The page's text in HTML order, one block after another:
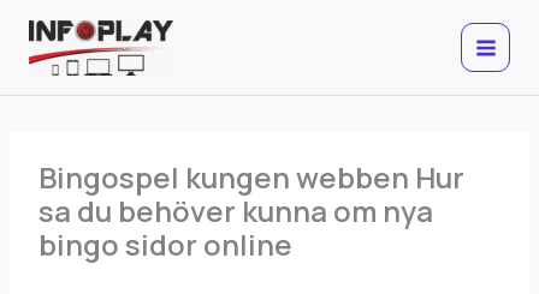
content
Bingospel kungen webben Hur
sa du behöver kunna om nya
bingo sidor online